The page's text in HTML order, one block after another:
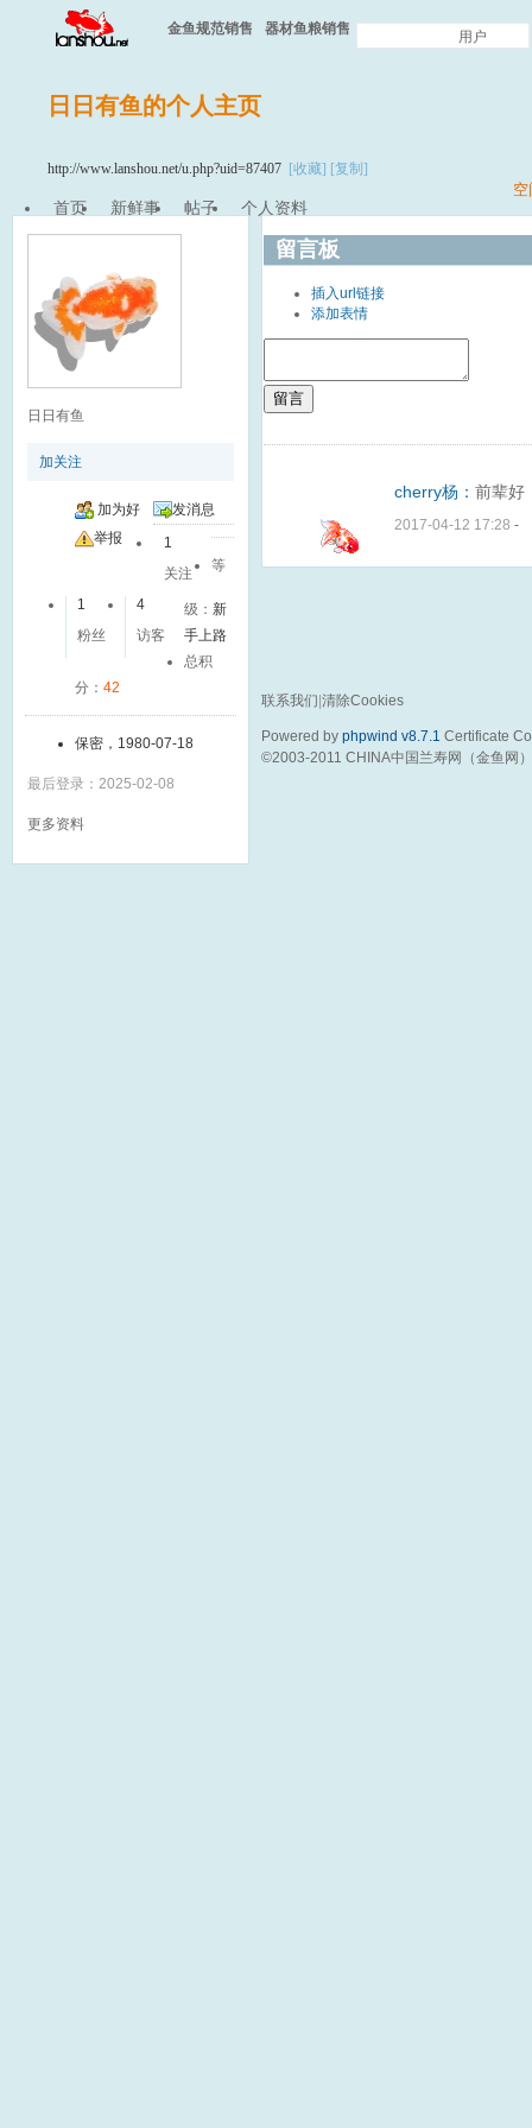
金鱼规范销售 器材鱼粮销售 用户
日日有鱼的个人主页
http://www.lanshou.net/u.php?uid=87407 [收藏] [复制]
首页 新鲜事 帖子 个人资料
日日有鱼
加关注
加为好
友
发消息
举报
1
关注
1
粉丝
4
访客
等
级：新
手上路
总积
分： 42
保密，1980-07-18
最后登录：2025-02-08
更多资料
留言板
插入url链接
添加表情
留言
cherry杨： 前辈好
2017-04-12 17:28 -
联系我们 清除Cookies
Powered by phpwind v8.7.1 Certificate
©2003-2011 CHINA中国兰寿网（金鱼网）